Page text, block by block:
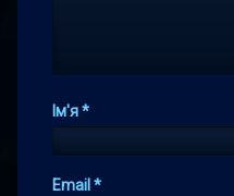
Ім'я*
Email *